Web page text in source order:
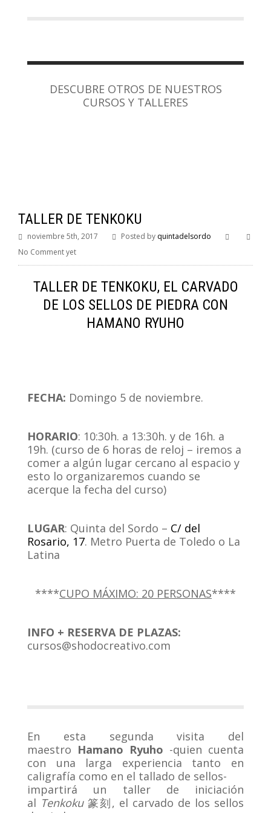
DESCUBRE OTROS DE NUESTROS
CURSOS Y TALLERES
TALLER DE TENKOKU
noviembre 5th, 2017 Posted by quintadelsordo
No Comment yet
TALLER DE TENKOKU, EL CARVADO
DE LOS SELLOS DE PIEDRA CON
HAMANO RYUHO
FECHA: Domingo 5 de noviembre.
HORARIO: 10:30h. a 13:30h. y de 16h. a
19h. (curso de 6 horas de reloj – iremos a
comer a algún lugar cercano al espacio y
esto lo organizaremos cuando se
acerque la fecha del curso)
LUGAR: Quinta del Sordo – C/ del
Rosario, 17. Metro Puerta de Toledo o La
Latina
****CUPO MÁXIMO: 20 PERSONAS****
INFO + RESERVA DE PLAZAS:
cursos@shodocreativo.com
En esta segunda visita del
maestro Hamano Ryuho -quien cuenta
con una larga experiencia tanto en
caligrafía como en el tallado de sellos-
impartirá un taller de iniciación
al Tenkoku篆刻, el carvado de los sellos